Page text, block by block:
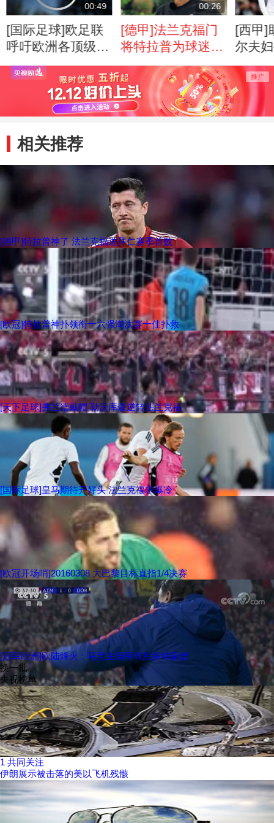
00:49
[国际足球]欧足联
呼吁欧洲各顶级联
赛完赛
00:26
[德甲]法兰克福门
将特拉普为球迷送
惊喜
[西甲]
尔夫
镑
相关推荐
[德甲]特拉普神了 法兰克福送拜仁赛季首败
[欧冠]特拉普神扑领衔十六强淘汰赛十佳扑救
[天下足球]弗兰德戴帽 勒沃库森逆转法兰克福
[国际足球]皇马期待开好头 法兰克福求爆冷
[欧冠开场哨]20160308 大巴黎目标直指1/4决赛
[冠军欧洲]欧陆烽火：马竞主场两球胜多特蒙德
换一批
央视榜单
1 共同关注
伊朗展示被击落的美以飞机残骸